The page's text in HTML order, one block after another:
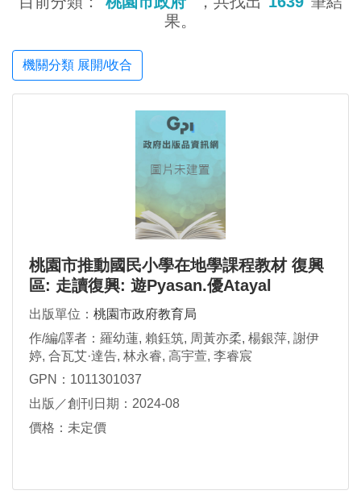
果。
機關分類 展開/收合
桃園市推動國民小學在地學課程教材 復興
區: 走讀復興: 遊Pyasan.優Atayal
出版單位： 桃園市政府教育局
作/編/譯者：羅幼蓮, 賴鈺筑, 周黃亦柔, 楊銀萍, 謝伊
婷, 合瓦艾·達告, 林永睿, 高宇萱, 李睿宸
GPN：1011301037
出版／創刊日期：2024-08
價格：未定價